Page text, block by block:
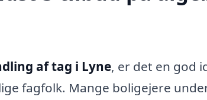
af tag i Lyne, er det en god
fagfolk. Mange boligejere